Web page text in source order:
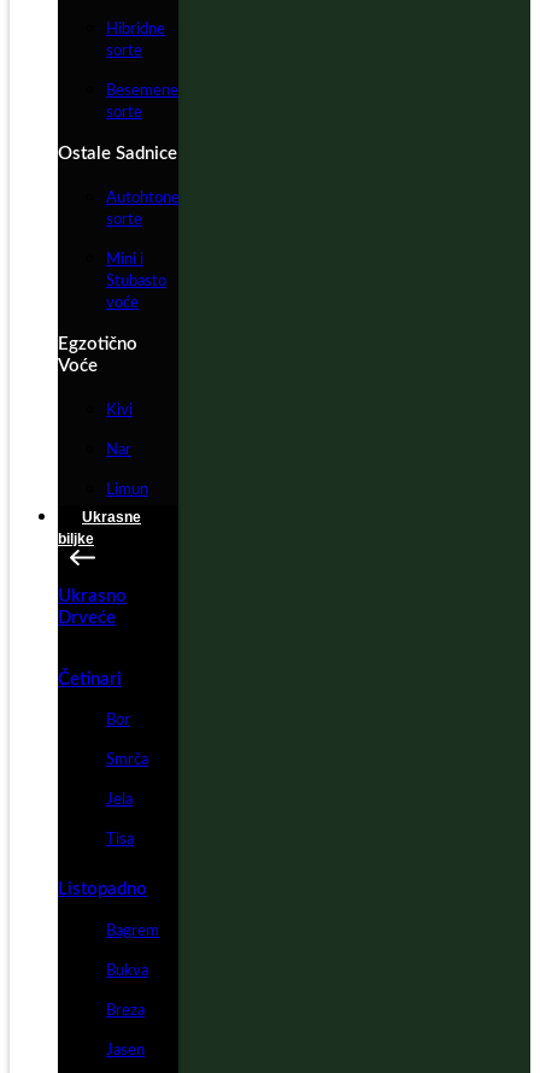
Hibridne
sorte
Besemene
sorte
Ostale Sadnice
Autohtone
sorte
Mini i
Stubasto
voće
Egzotično
Voće
Kivi
Nar
Limun
Ukrasne
biljke
Ukrasno
Drveće
Četinari
Bor
Smrča
Jela
Tisa
Listopadno
Bagrem
Bukva
Breza
Jasen